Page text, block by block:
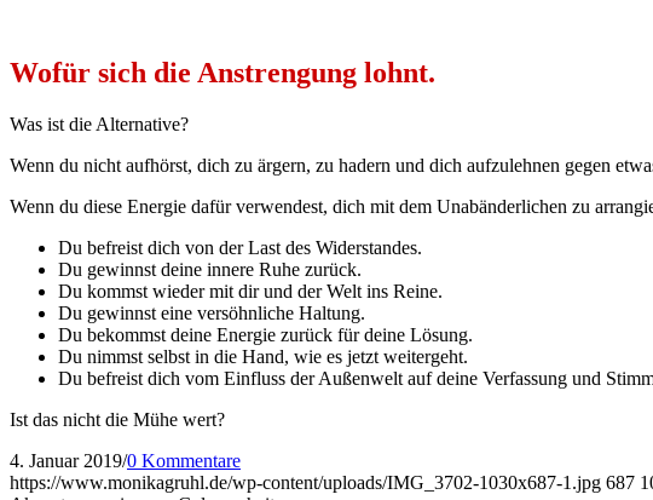
Wofür sich die Anstrengung lohnt.
Was ist die Alternative?
Wenn du nicht aufhörst, dich zu ärgern, zu hadern und dich aufzulehnen gegen
Wenn du diese Energie dafür verwendest, dich mit dem Unabänderlichen zu
Du befreist dich von der Last des Widerstandes.
Du gewinnst deine innere Ruhe zurück.
Du kommst wieder mit dir und der Welt ins Reine.
Du gewinnst eine versöhnliche Haltung.
Du bekommst deine Energie zurück für deine Lösung.
Du nimmst selbst in die Hand, wie es jetzt weitergeht.
Du befreist dich vom Einfluss der Außenwelt auf deine Verfassung und
Ist das nicht die Mühe wert?
4. Januar 2019/0 Kommentare
https://www.monikagruhl.de/wp-content/uploads/IMG_3702-1030x687-1.jpg 687